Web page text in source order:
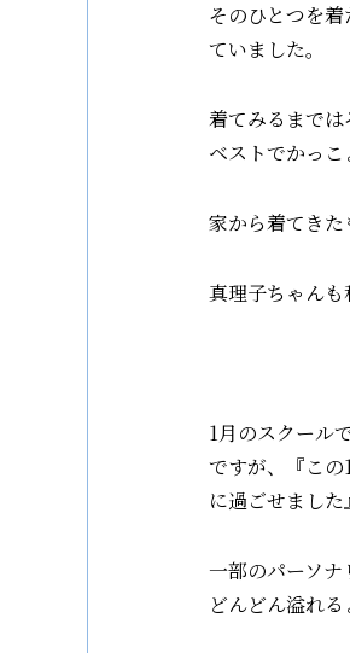
そのひとつを
ていました。
着てみるまで
ベストでかっこ
家から着てきた
真理子ちゃんも
1月のスクール
ですが、『こ
に過ごせました
一部のパーソナ
どんどん溢れる